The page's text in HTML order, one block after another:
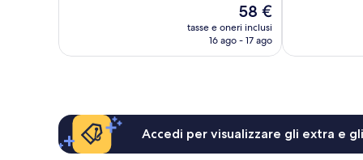
Il
prezzo
attuale
58 €
tasse e oneri inclusi
16 ago - 17 ago
Accedi per visualizzare gli extra e